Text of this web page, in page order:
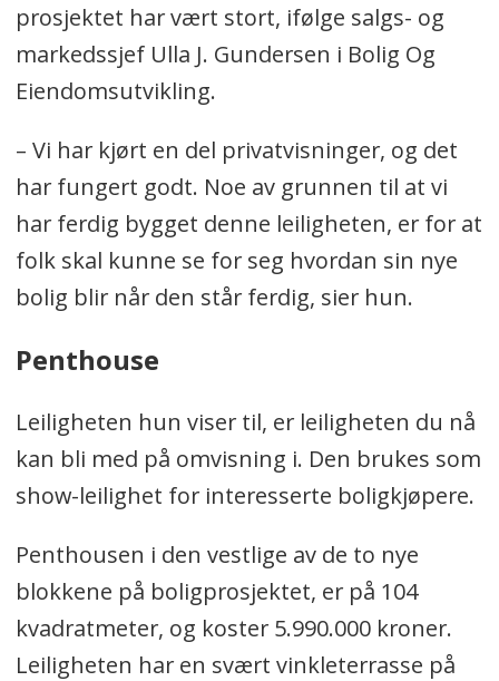
prosjektet har vært stort, ifølge salgs- og
markedssjef Ulla J. Gundersen i Bolig Og
Eiendomsutvikling.
– Vi har kjørt en del privatvisninger, og det
har fungert godt. Noe av grunnen til at vi
har ferdig bygget denne leiligheten, er for at
folk skal kunne se for seg hvordan sin nye
bolig blir når den står ferdig, sier hun.
Penthouse
Leiligheten hun viser til, er leiligheten du nå
kan bli med på omvisning i. Den brukes som
show-leilighet for interesserte boligkjøpere.
Penthousen i den vestlige av de to nye
blokkene på boligprosjektet, er på 104
kvadratmeter, og koster 5.990.000 kroner.
Leiligheten har en svært vinkleterrasse på